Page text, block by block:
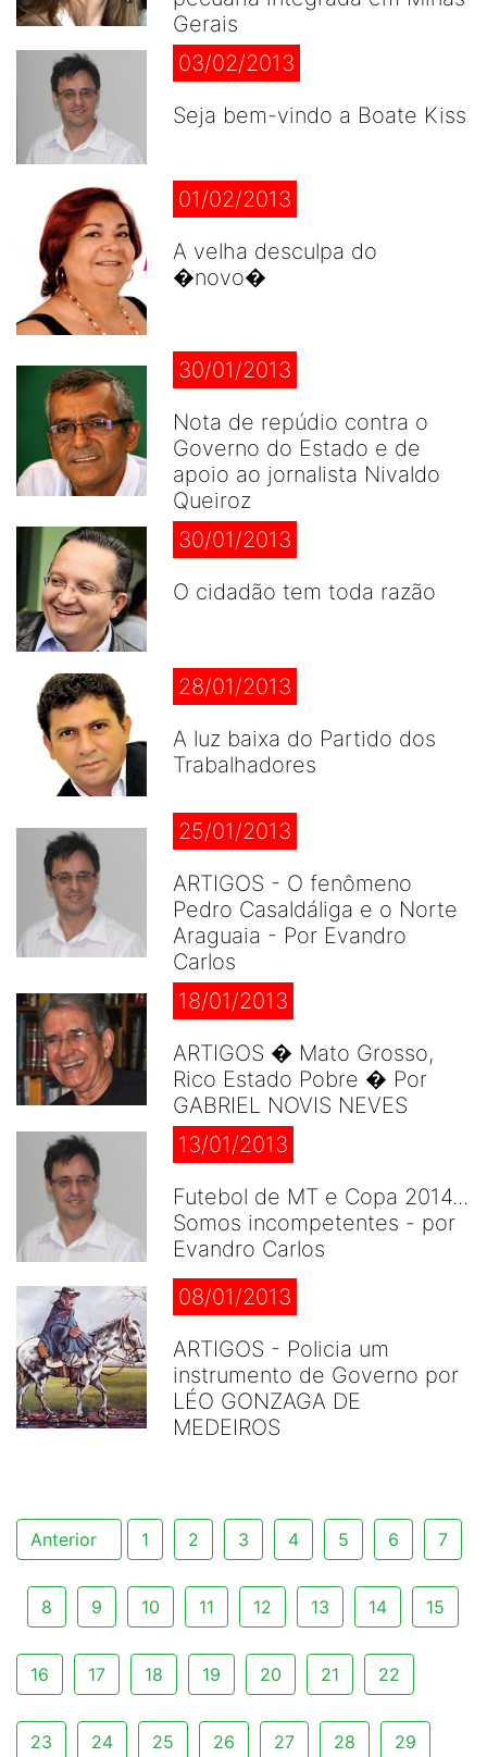
Gerais
03/02/2013
Seja bem-vindo a Boate Kiss
01/02/2013
A velha desculpa do
�novo�
30/01/2013
Nota de repúdio contra o
Governo do Estado e de
apoio ao jornalista Nivaldo
Queiroz
30/01/2013
O cidadão tem toda razão
28/01/2013
A luz baixa do Partido dos
Trabalhadores
25/01/2013
ARTIGOS - O fenômeno
Pedro Casaldáliga e o Norte
Araguaia - Por Evandro
Carlos
18/01/2013
ARTIGOS � Mato Grosso,
Rico Estado Pobre � Por
GABRIEL NOVIS NEVES
13/01/2013
Futebol de MT e Copa 2014...
Somos incompetentes - por
Evandro Carlos
08/01/2013
ARTIGOS - Policia um
instrumento de Governo por
LÉO GONZAGA DE
MEDEIROS
Anterior 1 2 3 4 5 6 7
8 9 10 11 12 13 14 15
16 17 18 19 20 21 22
23 24 25 26 27 28 29